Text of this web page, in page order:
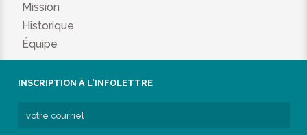
Mission
Historique
Équipe
INSCRIPTION À L'INFOLETTRE